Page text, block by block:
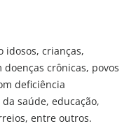
idosos, crianças,
crônicas, povos
deficiência
saúde, educação,
entre outros.